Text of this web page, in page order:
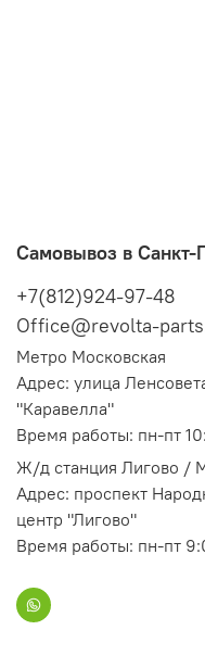
Самовывоз в Санкт-
+7(812)924-97-48
Office@revolta-
Метро Московская
Адрес: улица
"Каравелла"
Время работы: пн-пт
Ж/д станция Лигово /
Адрес: проспект
центр "Лигово"
Время работы: пн-пт